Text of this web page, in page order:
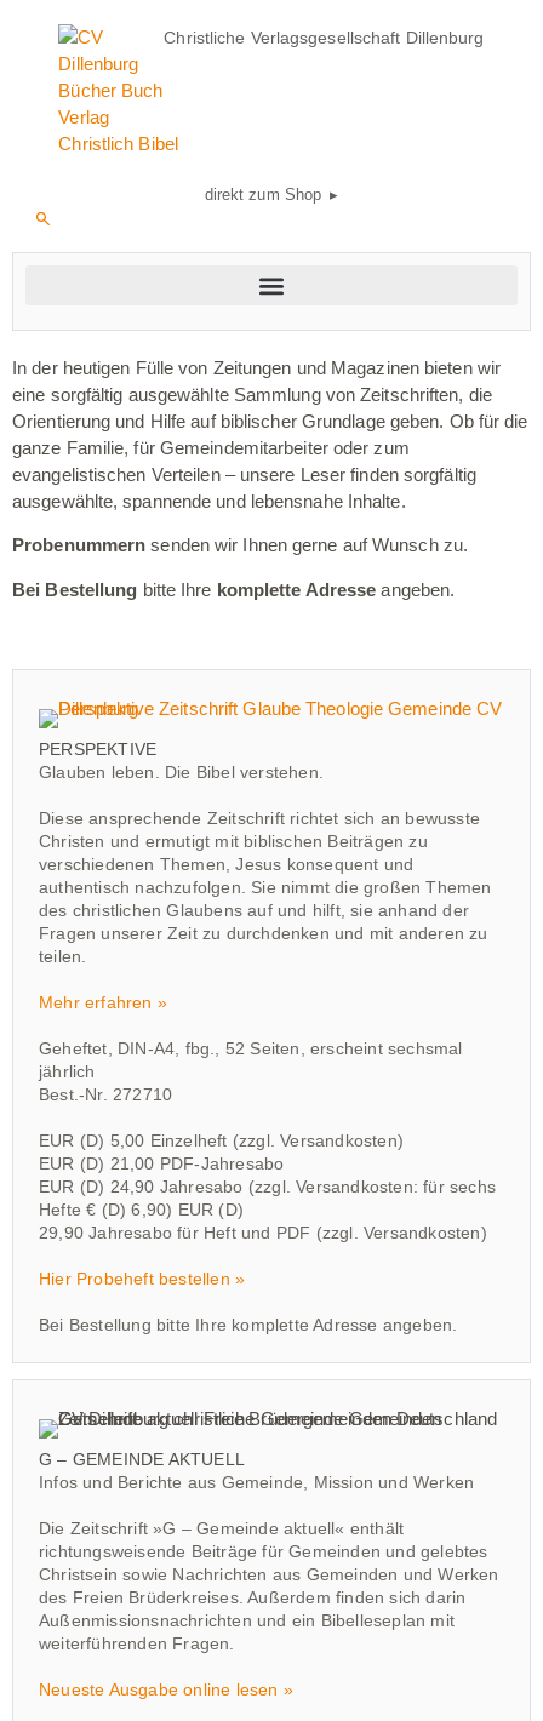
Christliche Verlagsgesellschaft Dillenburg
direkt zum Shop ▸
In der heutigen Fülle von Zeitungen und Magazinen bieten wir
eine sorgfältig ausgewählte Sammlung von Zeitschriften, die
Orientierung und Hilfe auf biblischer Grundlage geben. Ob für die
ganze Familie, für Gemeindemitarbeiter oder zum
evangelistischen Verteilen – unsere Leser finden sorgfältig
ausgewählte, spannende und lebensnahe Inhalte.
Probenummern senden wir Ihnen gerne auf Wunsch zu.
Bei Bestellung bitte Ihre komplette Adresseangeben.
PERSPEKTIVE
Glauben leben. Die Bibel verstehen.
Diese ansprechende Zeitschrift richtet sich an bewusste
Christen und ermutigt mit biblischen Beiträgen zu
verschiedenen Themen, Jesus konsequent und
authentisch nachzufolgen. Sie nimmt die großen Themen
des christlichen Glaubens auf und hilft, sie anhand der
Fragen unserer Zeit zu durchdenken und mit anderen zu
teilen.
Mehr erfahren »
Geheftet, DIN-A4, fbg., 52 Seiten, erscheint sechsmal
jährlich
Best.-Nr. 272710
EUR (D) 5,00 Einzelheft (zzgl. Versandkosten)
EUR (D) 21,00 PDF-Jahresabo
EUR (D) 24,90 Jahresabo (zzgl. Versandkosten: für sechs
Hefte € (D) 6,90) EUR (D)
29,90 Jahresabo für Heft und PDF (zzgl. Versandkosten)
Hier Probeheft bestellen »
Bei Bestellung bitte Ihre komplette Adresse angeben.
G – GEMEINDE AKTUELL
Infos und Berichte aus Gemeinde, Mission und Werken
Die Zeitschrift »G – Gemeinde aktuell« enthält
richtungsweisende Beiträge für Gemeinden und gelebtes
Christsein sowie Nachrichten aus Gemeinden und Werken
des Freien Brüderkreises. Außerdem finden sich darin
Außenmissionsnachrichten und ein Bibelleseplan mit
weiterführenden Fragen.
Neueste Ausgabe online lesen »